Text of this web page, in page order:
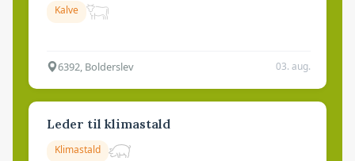
Kalve
6392, Bolderslev 03. aug.
Leder til klimastald
Klimastald